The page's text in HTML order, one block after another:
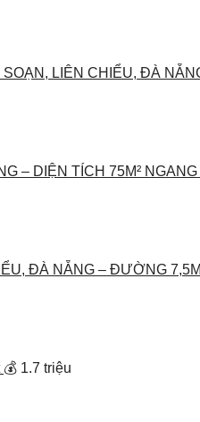
LIÊN CHIỂU, ĐÀ
– DIỆN TÍCH 75M²
ĐÀ NẴNG – ĐƯỜNG
💰 1.7 triệu